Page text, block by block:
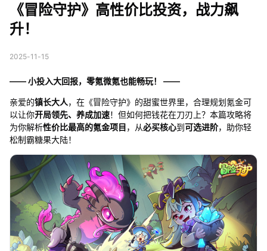
《冒险守护》高性价比投资，战力飙
升！
2025-11-15
—— 小投入大回报，零氪微氪也能畅玩！ ——
亲爱的镇长大人，在《冒险守护》的甜蜜世界里，合理规划氪金可
以让你开局领先、养成加速！但如何把钱花在刀刃上？本篇攻略将
为你解析性价比最高的氪金项目，从必买核心到可选进阶，助你轻
松制霸糖果大陆！